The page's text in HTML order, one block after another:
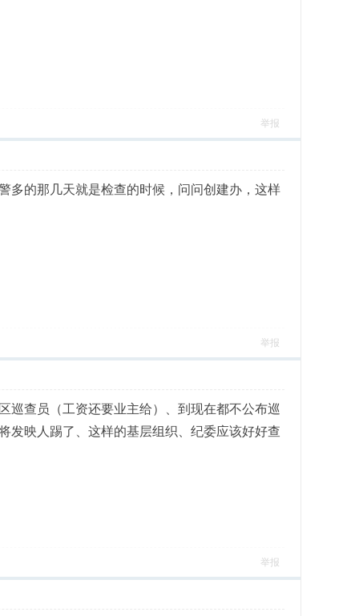
举报
多的那几天就是检查的时候，问问创建办，这样
举报
巡查员（工资还要业主给）、到现在都不公布巡
发映人踢了、这样的基层组织、纪委应该好好查
举报